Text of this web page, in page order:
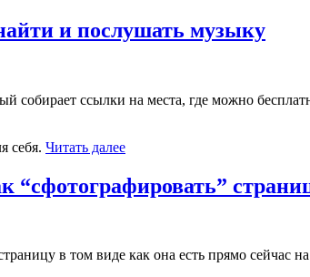
и послушать музыку
собирает ссылки на места, где можно
себя. Читать далее
“сфотографировать”
в том виде как она есть прямо сейчас